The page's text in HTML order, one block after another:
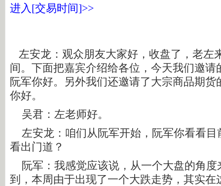
进入[交易时间]>>
左安龙：观众朋友大家好，收盘了，老左
间。下面把嘉宾介绍给各位，今天我们邀请
阮军你好。另外我们还邀请了大宗商品期货
你好。
吴君：左老师好。
左安龙：咱们从阮军开始，阮军你看看目
看出门道？
阮军：我感觉应该说，从一个大盘的角度
到，本周由于出现了一个大跌走势，其实在